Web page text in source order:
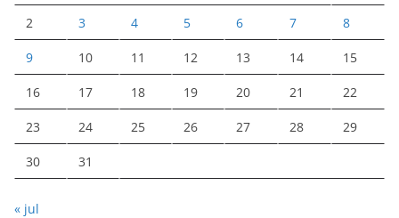
2 3 4 5 6 7 8
9 10 11 12 13 14 15
16 17 18 19 20 21 22
23 24 25 26 27 28 29
30 31
« jul